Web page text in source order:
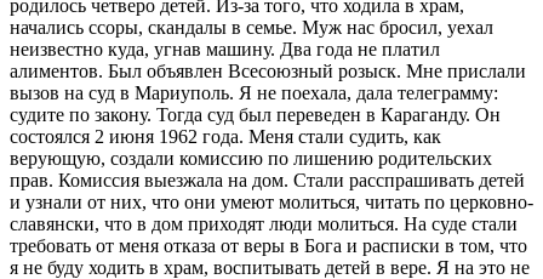
родилось четверо детей. Из-за того, что ходила в храм,
начались ссоры, скандалы в семье. Муж нас бросил, уехал
неизвестно куда, угнав машину. Два года не платил
алиментов. Был объявлен Всесоюзный розыск. Мне прислали
вызов на суд в Мариуполь. Я не поехала, дала телеграмму:
судите по закону. Тогда суд был переведен в Караганду. Он
состоялся 2 июня 1962 года. Меня стали судить, как
верующую, создали комиссию по лишению родительских
прав. Комиссия выезжала на дом. Стали расспрашивать детей
и узнали от них, что они умеют молиться, читать по церковно-
славянски, что в дом приходят люди молиться. На суде стали
требовать от меня отказа от веры в Бога и расписки в том, что
я не буду ходить в храм, воспитывать детей в вере. Я на это не